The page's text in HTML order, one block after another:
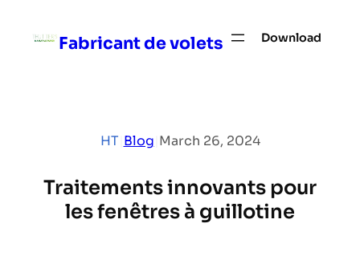
Fabricant de volets Download
HT Blog March 26, 2024
Traitements innovants pour
les fenêtres à guillotine